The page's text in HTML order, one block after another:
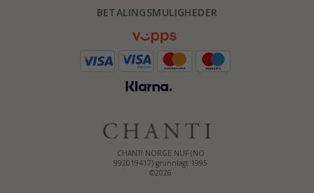
CHANTI NORGE NUF (NO
992019417) grunnlagt 1995
©2026
BETALINGSMULIGHEDER